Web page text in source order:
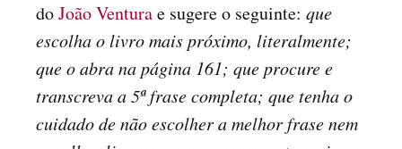
doJoão Venturae sugere o seguinte: que
escolha o livro mais próximo, literalmente;
que o abra na página 161; que procure e
transcreva a 5ª frase completa; que tenha o
cuidado de não escolher a melhor frase nem